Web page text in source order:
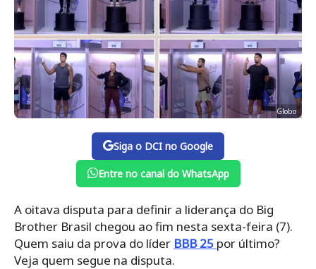
Globo
Siga o DCI no Google
Entre no canal do WhatsApp
A oitava disputa para definir a liderança do Big
Brother Brasil chegou ao fim nesta sexta-feira (7).
Quem saiu da prova do líder BBB 25 por último?
Veja quem segue na disputa.